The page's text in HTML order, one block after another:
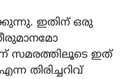
ഇതിന് ഒരു
സമരത്തിലൂടെ ഇത്
തിരിച്ചറിവ്